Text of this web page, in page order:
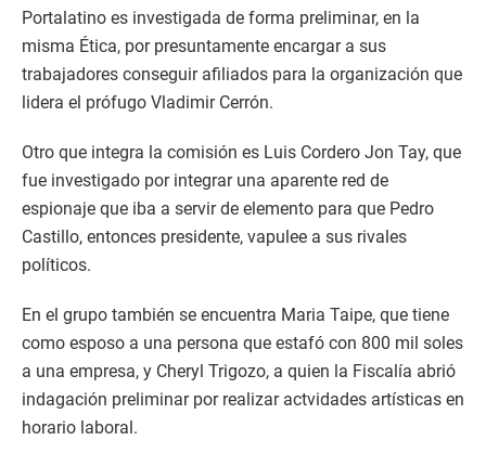
Portalatino es investigada de forma preliminar, en la
misma Ética, por presuntamente encargar a sus
trabajadores conseguir afiliados para la organización que
lidera el prófugo Vladimir Cerrón.
Otro que integra la comisión es Luis Cordero Jon Tay, que
fue investigado por integrar una aparente red de
espionaje que iba a servir de elemento para que Pedro
Castillo, entonces presidente, vapulee a sus rivales
políticos.
En el grupo también se encuentra Maria Taipe, que tiene
como esposo a una persona que estafó con 800 mil soles
a una empresa, y Cheryl Trigozo, a quien la Fiscalía abrió
indagación preliminar por realizar actvidades artísticas en
horario laboral.